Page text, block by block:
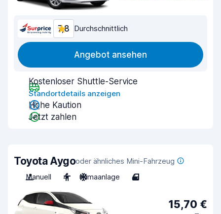
7,8 Durchschnittlich
Angebot ansehen
Kostenloser Shuttle-Service
Standortdetails anzeigen
Hohe Kaution
Jetzt zahlen
Toyota Aygooder ähnliches Mini-Fahrzeug
Manuell
4 Klimaanlage 4
15,70 €